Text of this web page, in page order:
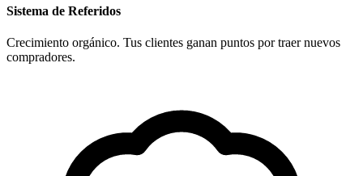
Sistema de Referidos
Crecimiento orgánico. Tus clientes ganan puntos por traer nuevos
compradores.